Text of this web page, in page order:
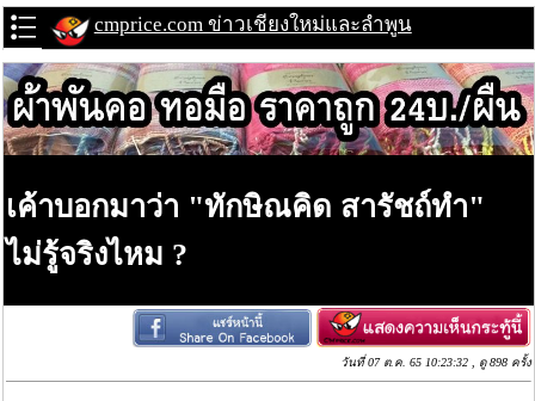
cmprice.com ข่าวเชียงใหม่และลำพูน
เค้าบอกมาว่า "ทักษิณคิด สารัชถ์ทำ"
ไม่รู้จริงไหม ?
วันที่ 07 ต.ค. 65 10:23:32 , ดู 898 ครั้ง